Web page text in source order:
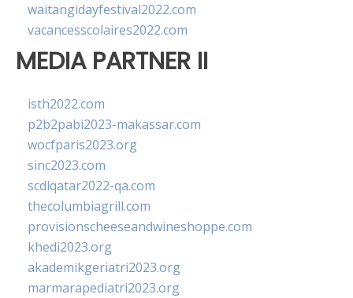
waitangidayfestival2022.com
vacancesscolaires2022.com
MEDIA PARTNER II
isth2022.com
p2b2pabi2023-makassar.com
wocfparis2023.org
sinc2023.com
scdlqatar2022-qa.com
thecolumbiagrill.com
provisionscheeseandwineshoppe.com
khedi2023.org
akademikgeriatri2023.org
marmarapediatri2023.org